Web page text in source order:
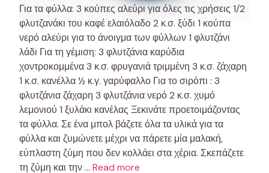
Για τα φύλλα: 3 κούπες αλεύρι για όλες τις χρήσεις 1/2
φλυτζανάκι του καφέ ελαιόλαδο 2 κ.σ. ξύδι 1 κούπα
νερό αλεύρι για το άνοιγμα των φύλλων 1 φλυτζάνι
λάδι Για τη γέμιση: 3 φλυτζάνια καρύδια
χοντροκομμένα 3 κ.σ. φρυγανιά τριμμένη 3 κ.σ. ζάχαρη
1 κ.σ. κανέλλα ½ κ.γ. γαρύφαλλο Για το σιρόπι : 3
φλυτζάνια ζάχαρη 3 φλυτζάνια νερό 2 κ.σ. χυμό
λεμονιού 1 ξυλάκι κανέλας Ξεκινάτε προετοιμάζοντας
τα φύλλα. Σε ένα μπολ βάζετε όλα τα υλικά για τα
φύλλα και ζυμώνετε μέχρι να πάρετε μία μαλακή,
εύπλαστη ζύμη που δεν κολλάει στα χέρια. Σκεπάζετε
τη ζύμη και την … Read more